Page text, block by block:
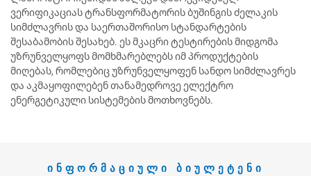
ვერიფიკაციას ტრანსფორმატორის ბუშინგის ძელაკის
სიმძლავრის და საერთაშორისო სტანდარტების
შესაბამობის შესახებ. ეს მკაცრი ტესტირების მიდგომა
უზრუნველყოფს მომხმარებლებს იმ პროდუქტების
მიღებას, რომლებიც უზრუნველყოფენ სანდო სიმძლავრეს
და აკმაყოფილებენ თანამედროვე ელექტრო
ენერგეტიკული სისტემების მოთხოვნებს.
ᲘᲜᲤᲝᲠᲛᲐᲪᲘᲣᲚᲘ ᲑᲘᲣᲚᲔᲢᲔᲜᲘ